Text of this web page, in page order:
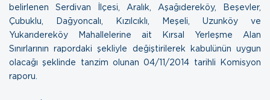
belirlenen Serdivan İlçesi, Aralık, Aşağıdereköy, Beşevler,
Çubuklu, Dağyoncalı, Kızılcıklı, Meşeli, Uzunköy ve
Yukarıdereköy Mahallelerine ait Kırsal Yerleşme Alan
Sınırlarının rapordaki şekliyle değiştirilerek kabulünün uygun
olacağı şeklinde tanzim olunan04/11/2014 tarihli Komisyon
raporu.